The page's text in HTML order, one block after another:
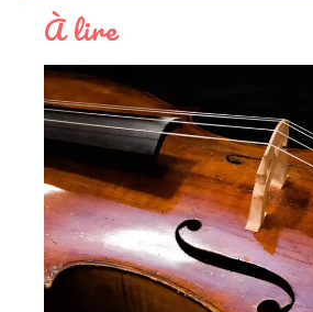
À lire